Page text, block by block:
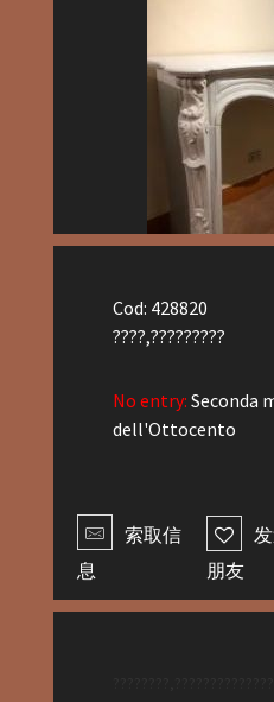
Cod: 428820
????,?????????
No entry: Seconda
dell'Ottocento
索取信
息
朋友